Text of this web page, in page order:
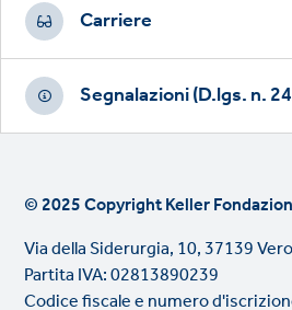
Carriere
Segnalazioni (D.lgs. n.
© 2025 Copyright Keller
Via della Siderurgia, 10, 37139
Partita IVA: 02813890239
Codice fiscale e numero